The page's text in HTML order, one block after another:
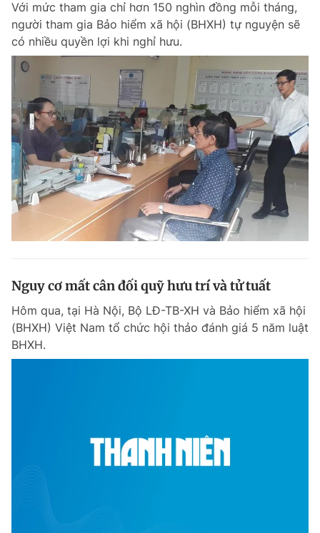
Với mức tham gia chỉ hơn 150 nghìn đồng mỗi tháng,
người tham gia Bảo hiểm xã hội (BHXH) tự nguyện sẽ
có nhiều quyền lợi khi nghỉ hưu.
Nguy cơ mất cân đối quỹ hưu trí và tử tuất
Hôm qua, tại Hà Nội, Bộ LĐ-TB-XH và Bảo hiểm xã hội
(BHXH) Việt Nam tổ chức hội thảo đánh giá 5 năm luật
BHXH.